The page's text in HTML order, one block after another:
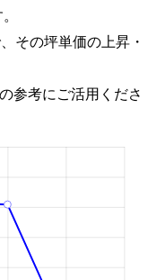
その坪単価の上昇・
参考にご活用くださ